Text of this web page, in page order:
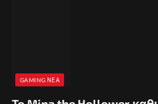
GAMING ΝΈΑ